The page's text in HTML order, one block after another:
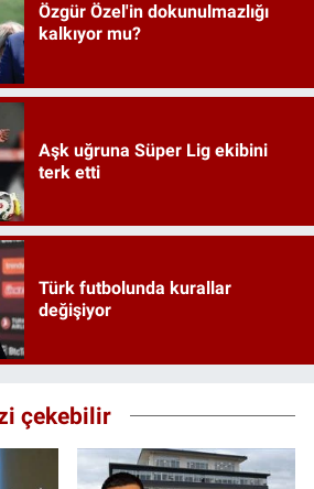
Özgür Özel'in dokunulmazlığı
kalkıyor mu?
Aşk uğruna Süper Lig ekibini
terk etti
Türk futbolunda kurallar
değişiyor
çekebilir